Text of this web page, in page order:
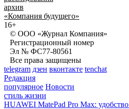
архив
«Компания будущего»
16+
© ООО «Журнал Компания»
Регистрационный номер
Эл № ФС77-80561
Все права защищены
telegram дзен вконтакте tenchat
Редакция
популярное Новости
стиль жизни
HUAWEI MatePad Pro Max: